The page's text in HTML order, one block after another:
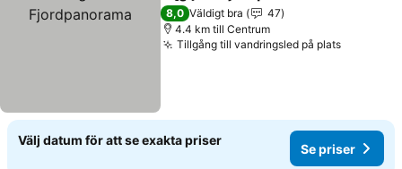
8,0 Väldigt bra
47
4.4 km till Centrum
Tillgång till vandringsled på plats
Välj datum för att se exakta priser
Se priser